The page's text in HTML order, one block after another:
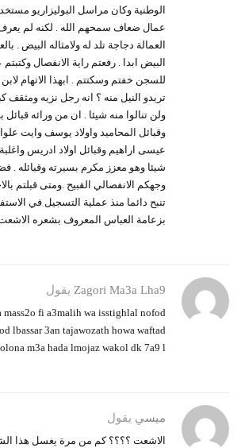
الوطنية وكان مراسل البوليزاريو
عمال ضعاف سمحهم الله . لكنه لم
العمالة دجاجة تلد له ولامثاله البيض .
البيض ابدا . رفعتم راية الانفصال
للسجن خفتم وسكتتم . ابهذا الاتهام لابن
تريدو النيل منه ؟ انه رجل نزيه ومثقف
ولن تنالوا منه شيئا . ان من ورائه
وقبائل المحاميد واولاد يوسف وايت
عيسى اراهيم وقبائل اولاد ادريس
شيئا وهو معزز مكرم بسيرته وقبائله .
وجهكم الانفصالي القبيح .ومتى قبلتم
تنبح دائما منذ عملية التسجيل في
بزعامة العباس المعروف بشعره
Zagori Ma3a Lha9 يقول
mass2o fi a3malih wa isstighlal nofod
lbassar 3an tajawozath howa waftad
m3a hada lmojaz wakol dk 7a9 l
ميسي يقول
الاشعت ؟؟؟؟ كم من مرة يغسل هذا